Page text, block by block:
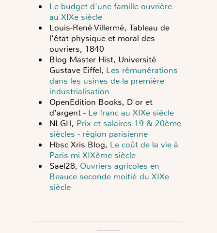
Le budget d'une famille ouvrière
au XIXe siècle
Louis-René Villermé, Tableau de
l'état physique et moral des
ouvriers, 1840
Blog Master Hist, Université
Gustave Eiffel, Les rémunérations
dans les usines de la première
industrialisation
OpenEdition Books, D'or et
d'argent - Le franc au XIXe siècle
NLGH, Prix et salaires 19 & 20ème
siècles - région parisienne
Hbsc Xris Blog, Le coût de la vie à
Paris mi XIXème siècle
Sael28, Ouvriers agricoles en
Beauce seconde moitié du XIXe
siècle